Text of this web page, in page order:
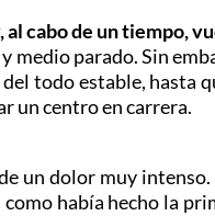
cabo de un tiempo,
medio parado. Sin
todo estable, hasta
un centro en carrera.
un dolor muy
había hecho la